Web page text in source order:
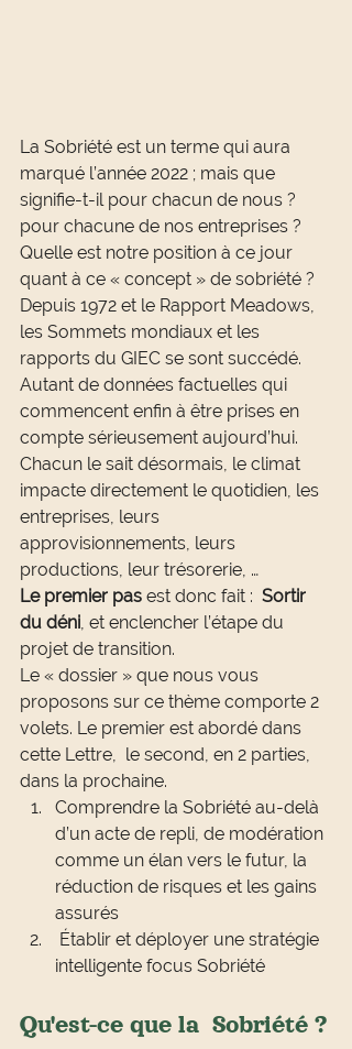
La Sobriété est un terme qui aura
marqué l’année 2022 ; mais que
signifie-t-il pour chacun de nous ?
pour chacune de nos entreprises ?
Quelle est notre position à ce jour
quant à ce « concept » de sobriété ?
Depuis 1972 et le Rapport Meadows,
les Sommets mondiaux et les
rapports du GIEC se sont succédé.
Autant de données factuelles qui
commencent enfin à être prises en
compte sérieusement aujourd’hui.
Chacun le sait désormais, le climat
impacte directement le quotidien, les
entreprises, leurs
approvisionnements, leurs
productions, leur trésorerie, …
Le premier pas est donc fait : Sortir
du déni, et enclencher l’étape du
projet de transition.
Le « dossier » que nous vous
proposons sur ce thème comporte 2
volets. Le premier est abordé dans
cette Lettre,  le second, en 2 parties,
dans la prochaine.
Comprendre la Sobriété au-delà
d’un acte de repli, de modération
comme un élan vers le futur, la
réduction de risques et les gains
assurés
intelligente focus Sobriété
Qu'est-ce que la  Sobriété ?